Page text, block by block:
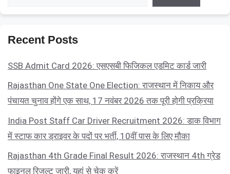
Recent Posts
SSB Admit Card 2026: एसएसबी फिजिकल एडमिट कार्ड जारी
Rajasthan One State One Election: राजस्थान में निकाय और
पंचायत चुनाव होंगे एक साथ, 17 नवंबर 2026 तक पूरी होगी प्रक्रिया
India Post Staff Car Driver Recruitment 2026: डाक विभाग
में स्टाफ कार ड्राइवर के पदों पर भर्ती, 10वीं पास के लिए मौका
Rajasthan 4th Grade Final Result 2026: राजस्थान 4th ग्रेड
फाइनल रिजल्ट जारी, यहां से चेक करें